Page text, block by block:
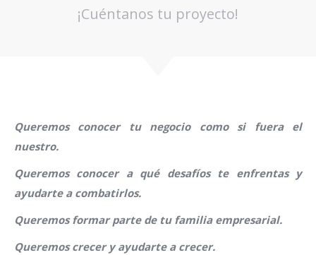
¡Cuéntanos tu proyecto!
Queremos conocer tu negocio como si fuera el
nuestro.
Queremos conocer a qué desafíos te enfrentas y
ayudarte a combatirlos.
Queremos formar parte de tu familia empresarial.
Queremos crecer y ayudarte a crecer.